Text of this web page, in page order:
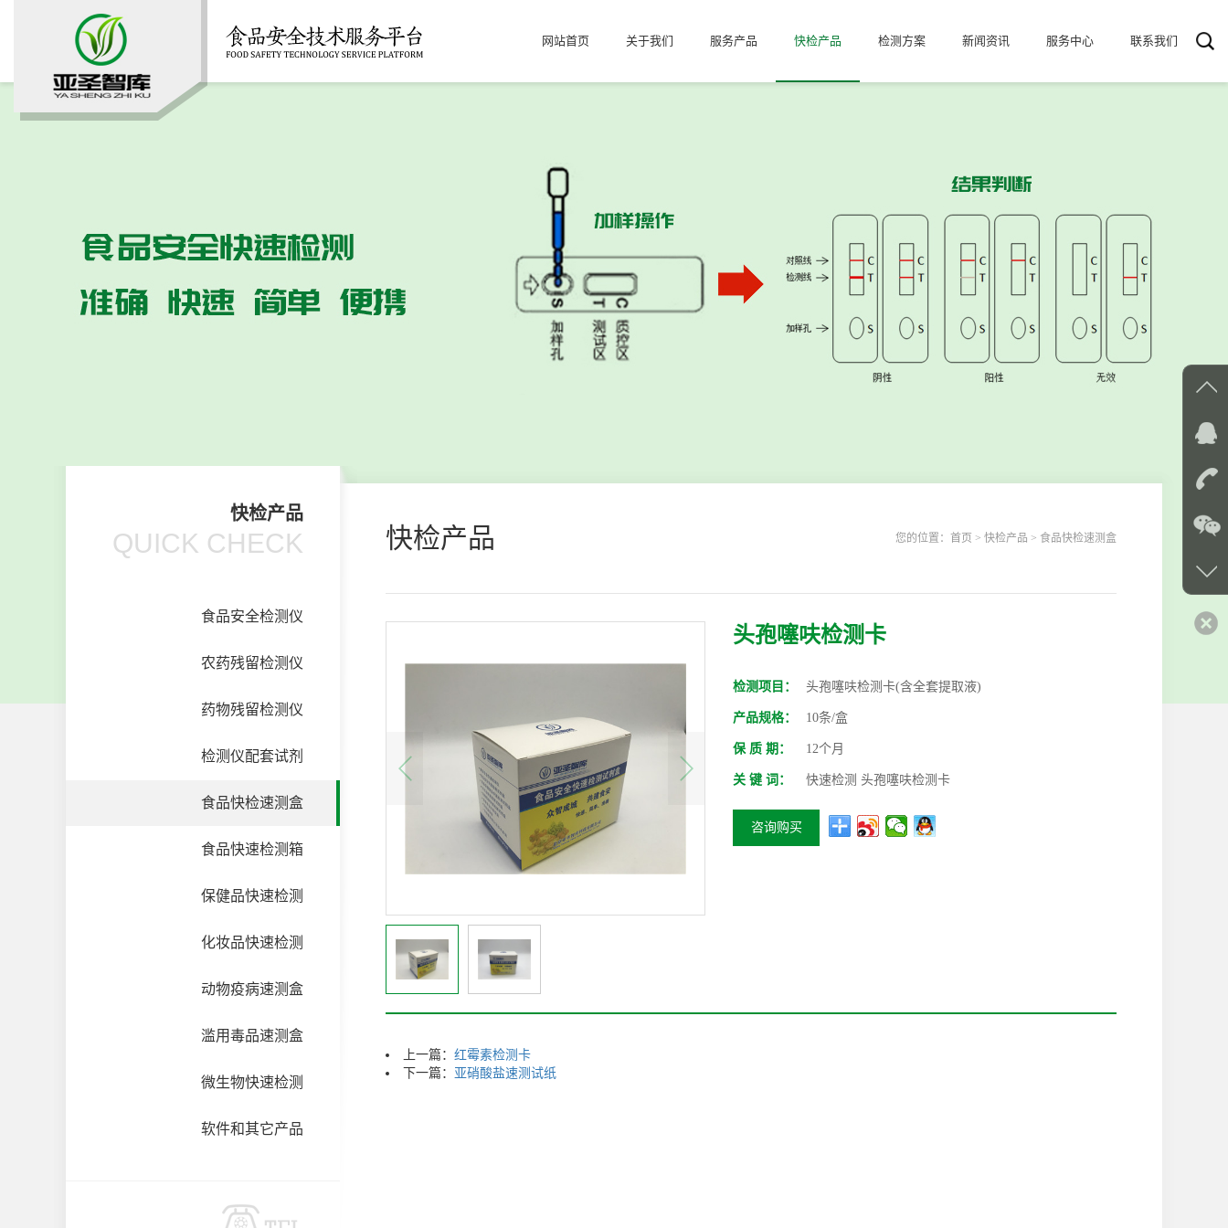
网站首页 关于我们 服务产品 快检产品 检测方案 新闻资讯 服务中心 联系我们
快检产品
QUICK CHECK
食品安全检测仪
农药残留检测仪
药物残留检测仪
检测仪配套试剂
食品快检速测盒
食品快速检测箱
保健品快速检测
化妆品快速检测
动物疫病速测盒
滥用毒品速测盒
微生物快速检测
软件和其它产品
快检产品 您的位置： 首页 > 快检产品 > 食品快检速测盒
头孢噻呋检测卡
检测项目： 头孢噻呋检测卡(含全套提取液)
产品规格： 10条/盒
保 质 期： 12个月
关 键 词： 快速检测 头孢噻呋检测卡
咨询购买
上一篇： 红霉素检测卡
下一篇： 亚硝酸盐速测试纸